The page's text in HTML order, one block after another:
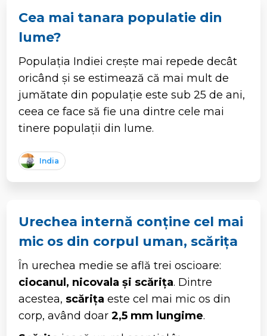
Cea mai tanara populatie din
lume?
Populația Indiei crește mai repede decât
oricând și se estimează că mai mult de
jumătate din populație este sub 25 de ani,
ceea ce face să fie una dintre cele mai
tinere populații din lume.
India
Urechea internă conține cel mai
mic os din corpul uman, scărița
În urechea medie se află trei oscioare:
ciocanul, nicovala și scărița. Dintre
acestea, scărița este cel mai mic os din
corp, având doar2,5 mm lungime.